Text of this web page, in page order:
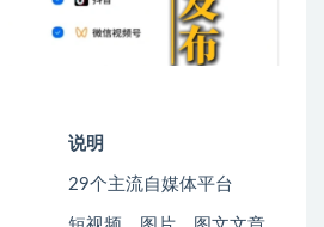
说明
29个主流自媒体平台